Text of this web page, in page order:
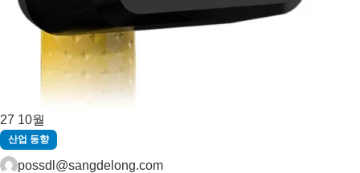
27 10월
산업 동향
possdl@sangdelong.com